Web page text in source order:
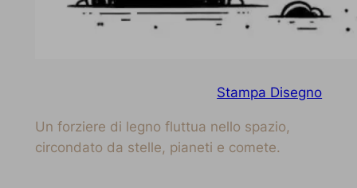
Stampa Disegno
Un forziere di legno fluttua nello spazio,
circondato da stelle, pianeti e comete.